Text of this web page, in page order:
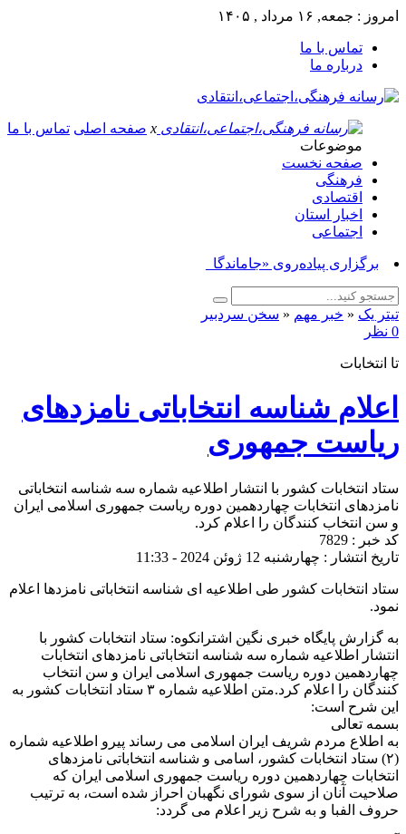
امروز : جمعه, ۱۶ مرداد , ۱۴۰۵
تماس با ما
درباره ما
x صفحه اصلی تماس با ما
موضوعات
صفحه نخست
فرهنگی
اقتصادی
اخبار استان
اجتماعی
برگزاری پیاده‌روی «جاماندگان اربع_
تیتر یک « خبر مهم « سخن سردبیر
0 نظر
تا انتخابات
اعلام شناسه انتخاباتی نامزدهای
ریاست جمهوری
ستاد انتخابات کشور با انتشار اطلاعیه شماره سه شناسه انتخاباتی
نامزدهای انتخابات چهاردهمین دوره ریاست جمهوری اسلامی ایران
و سن انتخاب کنندگان را اعلام کرد.
کد خبر : 7829
تاریخ انتشار : چهارشنبه 12 ژوئن 2024 - 11:33
ستاد انتخابات کشور طی اطلاعیه ای شناسه انتخاباتی نامزدها اعلام
نمود.
به گزارش پایگاه خبری نگین اشترانکوه: ستاد انتخابات کشور با
انتشار اطلاعیه شماره سه شناسه انتخاباتی نامزدهای انتخابات
چهاردهمین دوره ریاست جمهوری اسلامی ایران و سن انتخاب
کنندگان را اعلام کرد.متن اطلاعیه شماره ۳ ستاد انتخابات کشور به
این شرح است:
بسمه تعالی
به اطلاع مردم شریف ایران اسلامی می رساند پیرو اطلاعیه شماره
(۲) ستاد انتخابات کشور، اسامی و شناسه انتخاباتی نامزدهای
انتخابات چهاردهمین دوره ریاست جمهوری اسلامی ایران که
صلاحیت آنان از سوی شورای نگهبان احراز شده است، به ترتیب
حروف الفبا و به شرح زیر اعلام می گردد: